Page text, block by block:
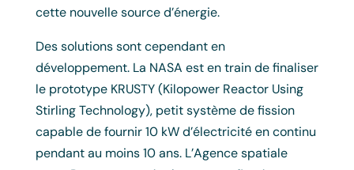
cette nouvelle source d’énergie.
Des solutions sont cependant en
développement. La NASA est en train de finaliser
le prototype KRUSTY (Kilopower Reactor Using
Stirling Technology), petit système de fission
capable de fournir 10 kW d’électricité en continu
pendant au moins 10 ans. L’Agence spatiale